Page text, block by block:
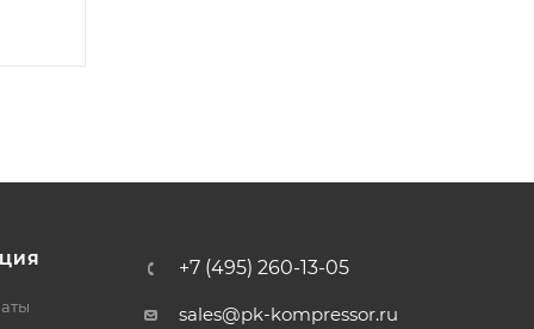
+7 (495) 260-13-05
sales@pk-kompressor.ru